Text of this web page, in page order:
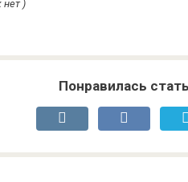
нет )
Понравилась